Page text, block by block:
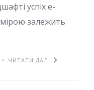
успіх e-
залежить
ЧИТАТИ ДАЛІ